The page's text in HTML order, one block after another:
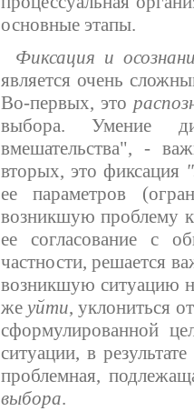
основные этапы.
Фиксация и
является очень
Во-первых, это
выбора. Умение
вмешательства", -
вторых, это фиксация
ее параметров
возникшую проблему
ее согласование с
частности, решается
возникшую ситуацию
же уйти, уклониться
сформулированной
ситуации, в
проблемная,
выбора.